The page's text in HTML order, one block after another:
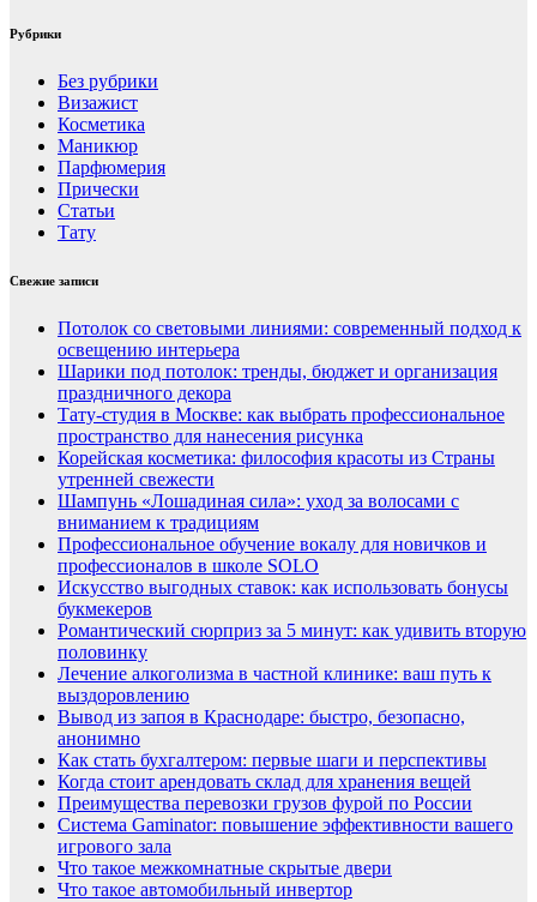
Рубрики
Без рубрики
Визажист
Косметика
Маникюр
Парфюмерия
Прически
Статьи
Тату
Свежие записи
Потолок со световыми линиями: современный подход к
освещению интерьера
Шарики под потолок: тренды, бюджет и организация
праздничного декора
Тату-студия в Москве: как выбрать профессиональное
пространство для нанесения рисунка
Корейская косметика: философия красоты из Страны
утренней свежести
Шампунь «Лошадиная сила»: уход за волосами с
вниманием к традициям
Профессиональное обучение вокалу для новичков и
профессионалов в школе SOLO
Искусство выгодных ставок: как использовать бонусы
букмекеров
Романтический сюрприз за 5 минут: как удивить вторую
половинку
Лечение алкоголизма в частной клинике: ваш путь к
выздоровлению
Вывод из запоя в Краснодаре: быстро, безопасно,
анонимно
Как стать бухгалтером: первые шаги и перспективы
Когда стоит арендовать склад для хранения вещей
Преимущества перевозки грузов фурой по России
Система Gaminator: повышение эффективности вашего
игрового зала
Что такое межкомнатные скрытые двери
Что такое автомобильный инвертор